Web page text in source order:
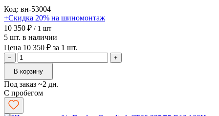
Код: вн-53004
+Скидка 20% на шиномонтаж
10 350 ₽ / 1 шт
5 шт. в наличии
Цена 10 350 ₽ за 1 шт.
−
+
В корзину
Под заказ ~2 дн.
С пробегом